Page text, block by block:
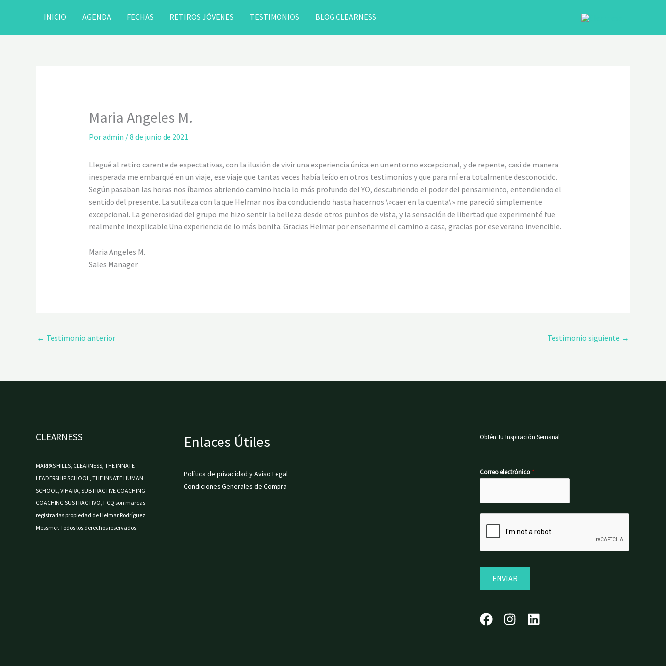
INICIO AGENDA FECHAS RETIROS JÓVENES TESTIMONIOS BLOG CLEARNESS
Maria Angeles M.
Poradmin /8 de junio de 2021
Llegué al retiro carente de expectativas, con la ilusión de vivir una experiencia única en un entorno excepcional, y de repente, casi de manera
inesperada me embarqué en un viaje, ese viaje que tantas veces había leído en otros testimonios y que para mí era totalmente desconocido.
Según pasaban las horas nos íbamos abriendo camino hacia lo más profundo del YO, descubriendo el poder del pensamiento, entendiendo el
sentido del presente. La sutileza con la que Helmar nos iba conduciendo hasta hacernos \»caer en la cuenta\» me pareció simplemente
excepcional. La generosidad del grupo me hizo sentir la belleza desde otros puntos de vista, y la sensación de libertad que experimenté fue
realmente inexplicable.Una experiencia de lo más bonita. Gracias Helmar por enseñarme el camino a casa, gracias por ese verano invencible.
Maria Angeles M.
Sales Manager
← Testimonio anterior Testimonio siguiente →
CLEARNESS
MARPAS HILLS, CLEARNESS, THE INNATE
LEADERSHIP SCHOOL, THE INNATE HUMAN
SCHOOL, VIHARA, SUBTRACTIVE COACHING
COACHING SUSTRACTIVO, I-CQ son marcas
registradas propiedad de Helmar Rodríguez
Messmer. Todos los derechos reservados.
Enlaces Útiles
Política de privacidad y Aviso Legal
Condiciones Generales de Compra
Obtén Tu Inspiración Semanal
Correo electrónico*
ENVIAR